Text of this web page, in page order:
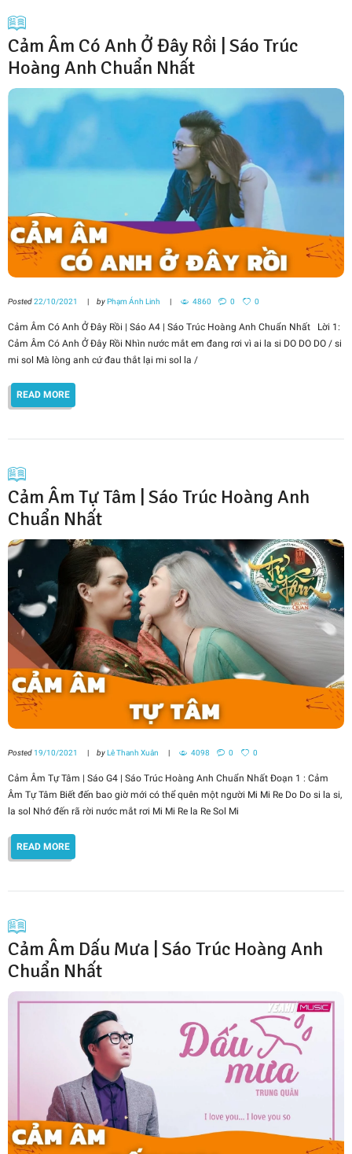
Cảm Âm Có Anh Ở Đây Rồi | Sáo Trúc
Hoàng Anh Chuẩn Nhất
Posted22/10/2021 byPhạm Ánh Linh 4860 0 0
Cảm Âm Có Anh Ở Đây Rồi | Sáo A4 | Sáo Trúc Hoàng Anh Chuẩn Nhất Lời 1:
Cảm Âm Có Anh Ở Đây Rồi Nhìn nước mắt em đang rơi vì ai la si DO DO DO / si
mi sol Mà lòng anh cứ đau thắt lại mi sol la /
READ MORE
Cảm Âm Tự Tâm | Sáo Trúc Hoàng Anh
Chuẩn Nhất
Posted 19/10/2021 byLê Thanh Xuân 4098 0 0
Cảm Âm Tự Tâm | Sáo G4 | Sáo Trúc Hoàng Anh Chuẩn Nhất Đoạn 1 : Cảm
Âm Tự Tâm Biết đến bao giờ mới có thể quên một người Mi Mi Re Do Do si la si,
la sol Nhớ đến rã rời nước mắt rơi Mi Mi Re la Re Sol Mi
READ MORE
Cảm Âm Dấu Mưa | Sáo Trúc Hoàng Anh
Chuẩn Nhất